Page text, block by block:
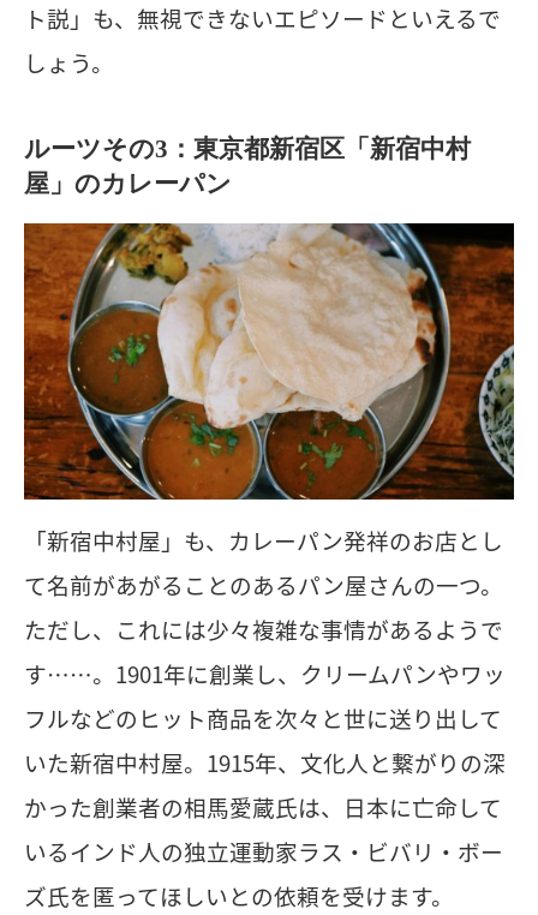
ト説」も、無視できないエピソードといえるで
しょう。
ルーツその3：東京都新宿区「新宿中村
屋」のカレーパン
「新宿中村屋」も、カレーパン発祥のお店とし
て名前があがることのあるパン屋さんの一つ。
ただし、これには少々複雑な事情があるようで
す……。1901年に創業し、クリームパンやワッ
フルなどのヒット商品を次々と世に送り出して
いた新宿中村屋。1915年、文化人と繋がりの深
かった創業者の相馬愛蔵氏は、日本に亡命して
いるインド人の独立運動家ラス・ビバリ・ボー
ズ氏を匿ってほしいとの依頼を受けます。